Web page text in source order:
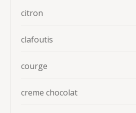
citron
clafoutis
courge
creme chocolat